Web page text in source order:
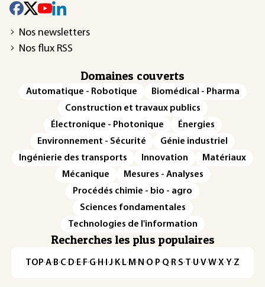
Nos newsletters
Nos flux RSS
Domaines couverts
Automatique - Robotique
Biomédical - Pharma
Construction et travaux publics
Électronique - Photonique
Énergies
Environnement - Sécurité
Génie industriel
Ingénierie des transports
Innovation
Matériaux
Mécanique
Mesures - Analyses
Procédés chimie - bio - agro
Sciences fondamentales
Technologies de l'information
Recherches les plus populaires
TOP·A·B·C· D· E· F·G· H · ·J· K· L· M · N ·O· P·Q· R·S·T·U·V·W·X·Y·Z